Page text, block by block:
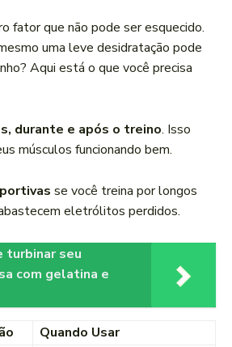
fator que não pode ser esquecido.
uma leve desidratação pode
Aqui está o que você precisa
durante e após o treino. Isso
músculos funcionando bem.
se você treina por longos
eletrólitos perdidos.
turbinar seu
com gelatina e
Quando Usar